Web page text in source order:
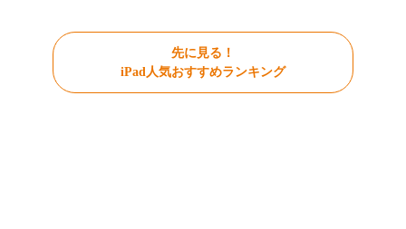
先に見る！
iPad人気おすすめランキング